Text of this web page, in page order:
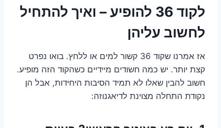
לקוד 36 להופיע – ואיך להתחיל
לחשוב עליהן
אז אמרנו שקוד 36 קשור למים או ללחץ. בואו נפרט
קצת יותר. יש כמה חשודים מיידיים כשהקוד הזה מופיע.
חשוב להבין שאלו לא תמיד הסיבות היחידות, אבל הן
נקודת התחלה מצוינת לדיאגנוזה: